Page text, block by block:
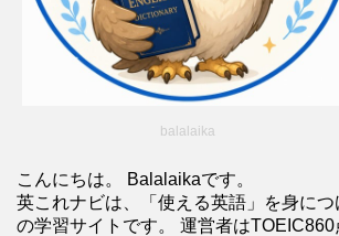
balalaika
こんにちは。 Balalaikaです。
英これナビは、「使える英語」を身に
の学習サイトです。 運営者は